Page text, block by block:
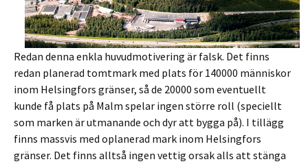
Redan denna enkla huvudmotivering är falsk. Det finns
redan planerad tomtmark med plats för 140000 människor
inom Helsingfors gränser, så de 20000 som eventuellt
kunde få plats på Malm spelar ingen större roll (speciellt
som marken är utmanande och dyr att bygga på). I tillägg
finns massvis med oplanerad mark inom Helsingfors
gränser. Det finns alltså ingen vettig orsak alls att stänga